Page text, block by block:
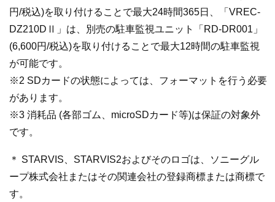
円/税込)を取り付けることで最大24時間365日、「VREC-
DZ210DⅡ」は、別売の駐車監視ユニット「RD-DR001」
(6,600円/税込)を取り付けることで最大12時間の駐車監視
が可能です。
※2 SDカードの状態によっては、フォーマットを行う必要
があります。
※3 消耗品 (各部ゴム、microSDカード等)は保証の対象外
です。
＊ STARVIS、STARVIS2およびそのロゴは、ソニーグル
ープ株式会社またはその関連会社の登録商標または商標で
す。